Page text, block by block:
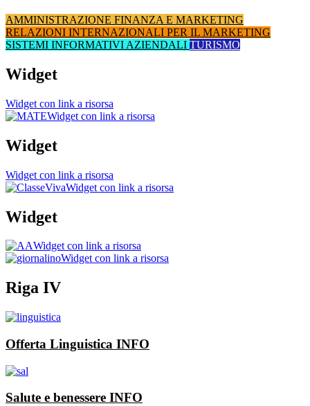
AMMINISTRAZIONE FINANZA E MARKETING
RELAZIONI INTERNAZIONALI PER IL MARKETING
SISTEMI INFORMATIVI AZIENDALI TURISMO
Widget
Widget con link a risorsa
Widget con link a risorsa
Widget
Widget con link a risorsa
Widget con link a risorsa
Widget
Widget con link a risorsa
Widget con link a risorsa
Riga IV
Offerta Linguistica INFO
Salute e benessere INFO